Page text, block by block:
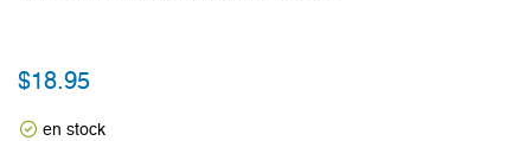
$18.95
en stock